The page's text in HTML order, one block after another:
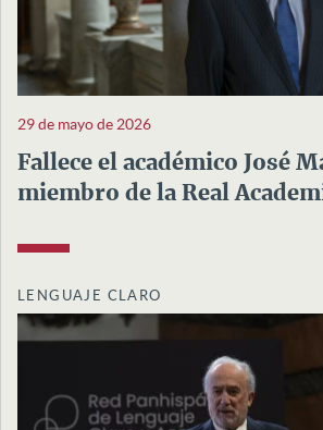
29 de mayo de 2026
Fallece el académico José
miembro de la Real
LENGUAJE CLARO